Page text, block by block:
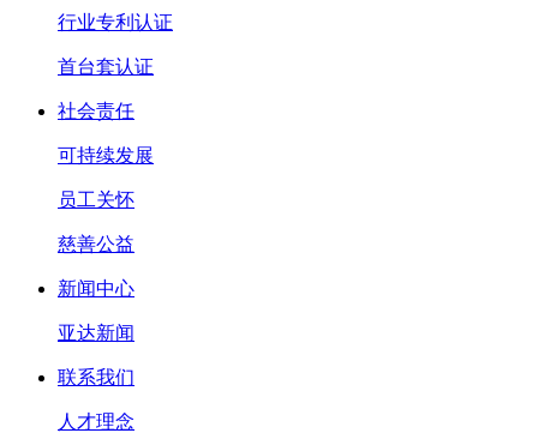
行业专利认证
首台套认证
社会责任
可持续发展
员工关怀
慈善公益
新闻中心
亚达新闻
联系我们
人才理念